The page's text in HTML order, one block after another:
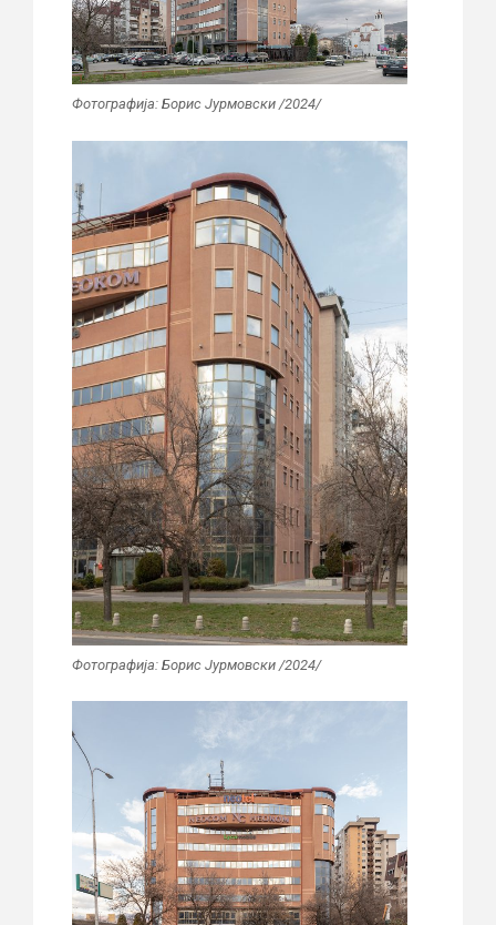
Фотографија: Борис Јурмовски /2024/
Фотографија: Борис Јурмовски /2024/